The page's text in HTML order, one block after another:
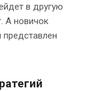
в другую
А новичок